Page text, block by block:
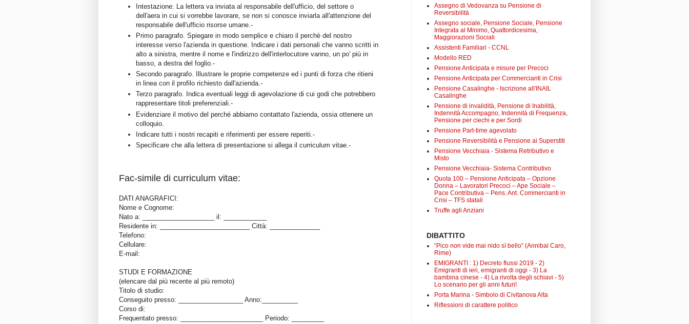
Intestazione: La lettera va inviata al responsabile dell'ufficio, del settore o
dell'aera in cui si vorrebbe lavorare, se non si conosce inviarla all'attenzione del
responsabile dell'ufficio risorse umane.-
Primo paragrafo. Spiegare in modo semplice e chiaro il perchè del nostro
interesse verso l'azienda in questione. Indicare i dati personali che vanno scritti in
alto a sinistra, mentre il nome e l'indirizzo dell'interlocutore vanno, un po' più in
basso, a destra del foglio.-
Secondo paragrafo. Illustrare le proprie competenze ed i punti di forza che ritieni
in linea con il profilo richiesto dall'azienda.-
Terzo paragrafo. Indica eventuali leggi di agevolazione di cui godi che potrebbero
rappresentare titoli preferenziali.-
Evidenziare il motivo del perché abbiamo contattato l'azienda, ossia ottenere un
colloquio.
Indicare tutti i nostri recapiti e riferimenti per essere reperiti.-
Specificare che alla lettera di presentazione si allega il curriculum vitae.-
Fac-simile di curriculum vitae:
DATI ANAGRAFICI:
Nome e Cognome:
Nato a: ____________________ il: ____________
Residente in: _________________________ Città: ______________
Telefono:
Cellulare:
E-mail:
STUDI E FORMAZIONE
(elencare dal più recente al più remoto)
Titolo di studio:
Conseguito presso: __________________ Anno:__________
Corso di:
Frequentato presso: _______________________ Periodo: _________
Assegno di Vedovanza su Pensione di
Reversibilità
Assegno sociale, Pensione Sociale, Pensione
Integrata al Minimo, Quattordicesima,
Maggiorazioni Sociali
Assistenti Familiari - CCNL
Modello RED
Pensione Anticipata e misure per Precoci
Pensione Anticipata per Commercianti in Crisi
Pensione Casalinghe - Iscrizione all'INAIL
Casalinghe
Pensione di invalidità, Pensione di Inabilità,
Indennità Accompagno, Indennità di Frequenza,
Pensione per ciechi e per Sordi
Pensione Part-time agevolato
Pensione Reversibilità e Pensione ai Superstiti
Pensione Vecchiaia - Sistema Retributivo e
Misto
Pensione Vecchiaia- Sistema Contributivo
Quota 100 – Pensione Anticipata – Opzione
Donna – Lavoratori Precoci – Ape Sociale –
Pace Contributiva – Pens. Ant. Commercianti in
Crisi – TFS statali
Truffe agli Anziani
DIBATTITO
“Pico non vide mai nido sì bello” (Annibal Caro,
Rime)
EMIGRANTI : 1) Decreto flussi 2019 - 2)
Emigranti di ieri, emigranti di oggi - 3) La
bambina cinese - 4) La rivolta degli schiavi - 5)
Lo scenario per gli anni futuri!
Porta Marina - Simbolo di Civitanova Alta
Riflessioni di carattere politico